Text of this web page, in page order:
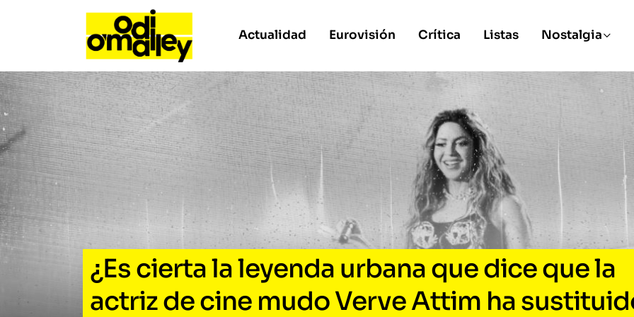
Actualidad Eurovisión Crítica Listas Nostalgia
¿Es cierta la leyenda urbana que dice que la
actriz de cine mudo Verve Attim ha